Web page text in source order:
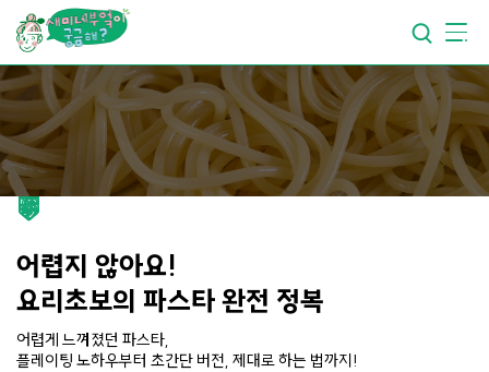
요리가건강해지는부엌
요리가 쉬워지는부엌
어렵지 않아요!
요리초보의 파스타 완전 정복
어렵게 느껴졌던 파스타,
플레이팅 노하우부터 초간단 버전, 제대로 하는 법까지!